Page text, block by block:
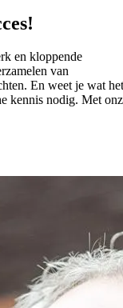
en kloppende
van
En weet je wat het
kennis nodig. Met